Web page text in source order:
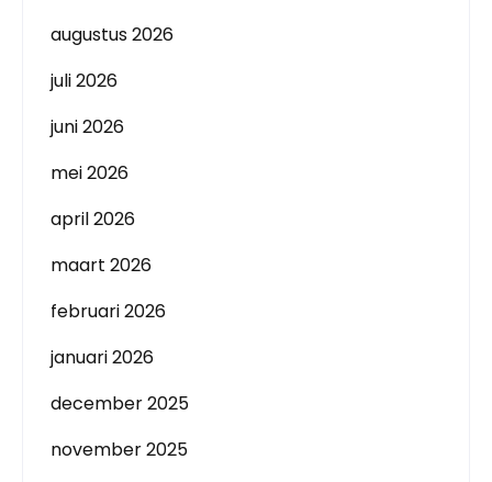
augustus 2026
juli 2026
juni 2026
mei 2026
april 2026
maart 2026
februari 2026
januari 2026
december 2025
november 2025